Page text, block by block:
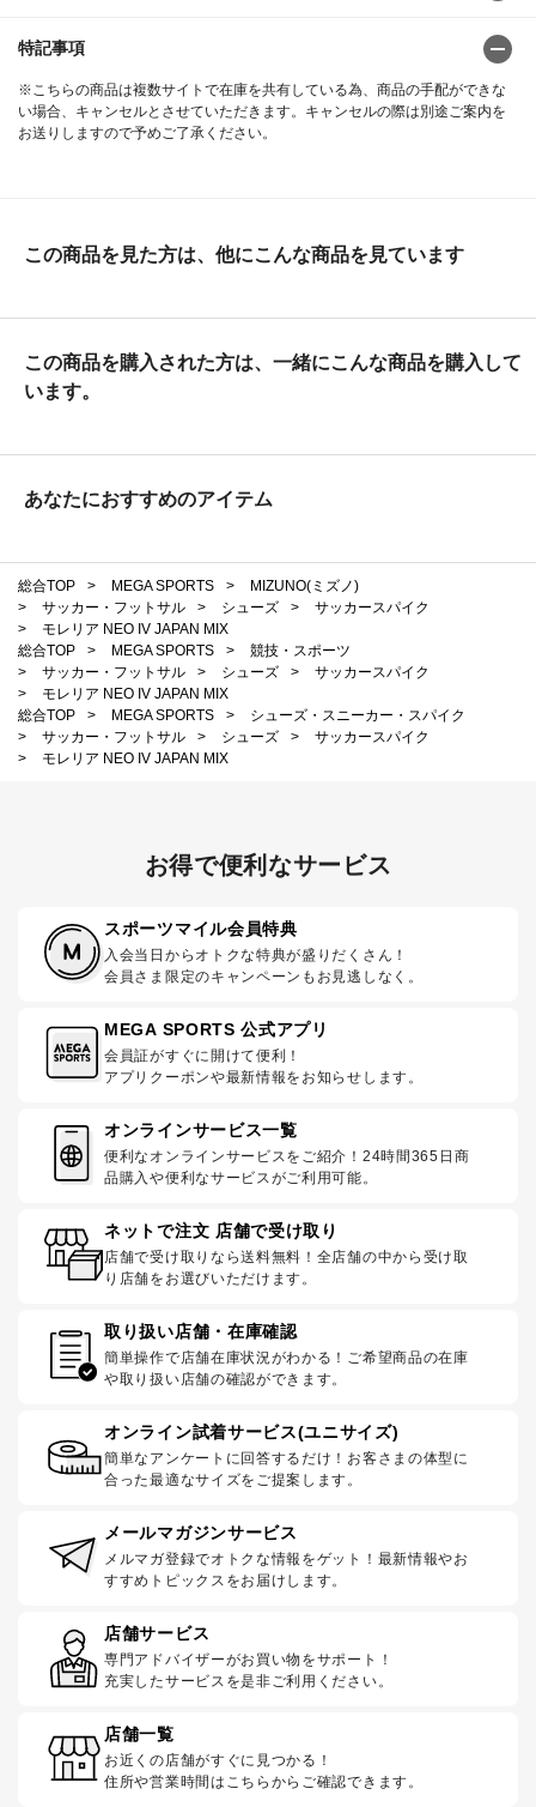
特記事項
※こちらの商品は複数サイトで在庫を共有している為、商品の手配ができな
い場合、キャンセルとさせていただきます。キャンセルの際は別途ご案内を
お送りしますので予めご了承ください。
この商品を見た方は、他にこんな商品を見ています
この商品を購入された方は、一緒にこんな商品を購入して
います。
あなたにおすすめのアイテム
総合TOP > MEGA SPORTS >
MIZUNO(ミズノ)
>
サッカー・フットサル > シューズ >
サッカースパイク
>
モレリア NEO IV JAPAN MIX
総合TOP
> MEGA SPORTS >
競技・スポーツ
>
サッカー・フットサル > シューズ >
サッカースパイク
>
モレリア NEO IV JAPAN MIX
総合TOP
> MEGA SPORTS >
シューズ・スニーカー・スパイク
>
サッカー・フットサル > シューズ >
サッカースパイク
>
モレリア NEO IV JAPAN MIX
お得で便利なサービス
スポーツマイル会員特典
入会当日からオトクな特典が盛りだくさん！
会員さま限定のキャンペーンもお見逃しなく。
MEGA SPORTS 公式アプリ
会員証がすぐに開けて便利！
アプリクーポンや最新情報をお知らせします。
オンラインサービス一覧
便利なオンラインサービスをご紹介！24時間365日商
品購入や便利なサービスがご利用可能。
ネットで注文 店舗で受け取り
店舗で受け取りなら送料無料！全店舗の中から受け取
り店舗をお選びいただけます。
取り扱い店舗・在庫確認
簡単操作で店舗在庫状況がわかる！ご希望商品の在庫
や取り扱い店舗の確認ができます。
オンライン試着サービス(ユニサイズ)
簡単なアンケートに回答するだけ！お客さまの体型に
合った最適なサイズをご提案します。
メールマガジンサービス
メルマガ登録でオトクな情報をゲット！最新情報やお
すすめトピックスをお届けします。
店舗サービス
専門アドバイザーがお買い物をサポート！
充実したサービスを是非ご利用ください。
店舗一覧
お近くの店舗がすぐに見つかる！
住所や営業時間はこちらからご確認できます。